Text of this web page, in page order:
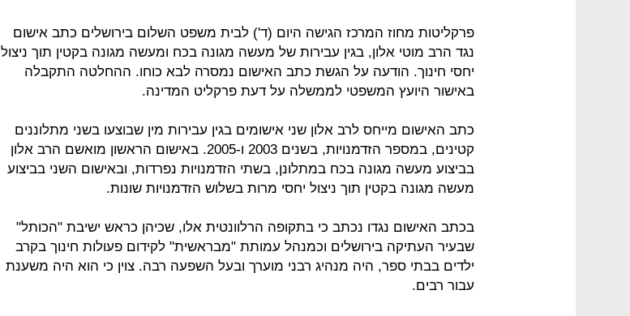
פרקליטות מחוז המרכז הגישה היום (ד') לבית משפט השלום בירושלים כתב אישום
נגד הרב מוטי אלון, בגין עבירות של מעשה מגונה בכח ומעשה מגונה בקטין תוך ניצול
יחסי חינוך. הודעה על הגשת כתב האישום נמסרה לבא כוחו. ההחלטה התקבלה
באישור היועץ המשפטי לממשלה על דעת פרקליט המדינה.
כתב האישום מייחס לרב אלון שני אישומים בגין עבירות מין שבוצעו בשני מתלוננים
קטינים, במספר הזדמנויות, בשנים 2003 ו-2005. באישום הראשון מואשם הרב אלון
בביצוע מעשה מגונה בכח במתלונן, בשתי הזדמנויות נפרדות, ובאישום השני בביצוע
מעשה מגונה בקטין תוך ניצול יחסי מרות בשלוש הזדמנויות שונות.
בכתב האישום נגדו נכתב כי בתקופה הרלוונטית אלו, שכיהן כראש ישיבת "הכותל"
שבעיר העתיקה בירושלים וכמנהל עמותת "מבראשית" לקידום פעולות חינוך בקרב
ילדים בבתי ספר, היה מנהיג רבני מוערך ובעל השפעה רבה. צוין כי הוא היה משענת
עבור רבים.